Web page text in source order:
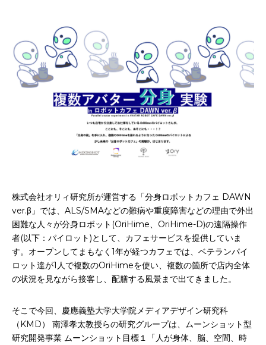
人材紹介FLEMEE
分身ロボットカフェ
メンバー紹介
お問合せ・お見積り
お申込み
アクセス
株式会社オリィ研究所が運営する「分身ロボットカフェ DAWN
ver.β」では、ALS/SMAなどの難病や重度障害などの理由で外出
困難な人々が分身ロボット(OriHime、OriHime-D)の遠隔操作
者(以下：パイロット)として、カフェサービスを提供していま
す。オープンしてまもなく1年が経つカフェでは、ベテランパイ
ロット達が1人で複数のOriHimeを使い、複数の箇所で店内全体
の状況を見ながら接客し、配膳する風景まで出てきました。
そこで今回、慶應義塾大学大学院メディアデザイン研究科
（KMD） 南澤孝太教授らの研究グループは、ムーンショット型
研究開発事業 ムーンショット目標１「人が身体、脳、空間、時